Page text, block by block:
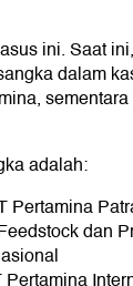
ini. Saat
dalam
adalah:
Pertamina
dan